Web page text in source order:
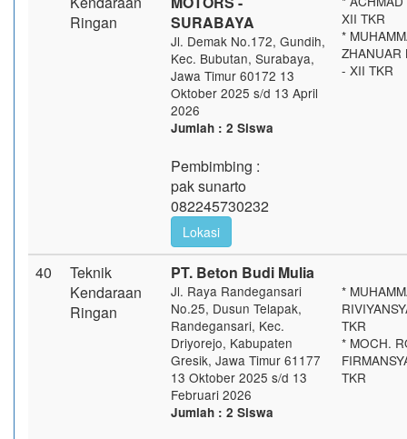
Ringan
SURABAYA
Jl. Demak No.172, Gundih,
Kec. Bubutan, Surabaya,
Jawa Timur 60172 13
Oktober 2025 s/d 13 April
2026
Jumlah : 2 Siswa
Pembimbing :
pak sunarto
082245730232
Lokasi
XII TKR
*
ZHANUAR
- XII TKR
40
Teknik
Kendaraan
Ringan
PT. Beton Budi Mulia
Jl. Raya Randegansari
No.25, Dusun Telapak,
Randegansari, Kec.
Driyorejo, Kabupaten
Gresik, Jawa Timur 61177
13 Oktober 2025 s/d 13
Februari 2026
Jumlah : 2 Siswa
*
TKR
* MOCH.
TKR